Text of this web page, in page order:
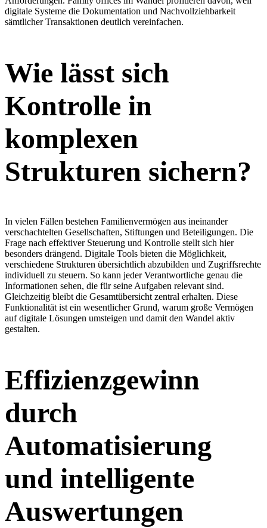
digitale Systeme die Dokumentation und Nachvollziehbarkeit
sämtlicher Transaktionen deutlich vereinfachen.
Wie lässt sich
Kontrolle in
komplexen
Strukturen sichern?
In vielen Fällen bestehen Familienvermögen aus ineinander
verschachtelten Gesellschaften, Stiftungen und Beteiligungen. Die
Frage nach effektiver Steuerung und Kontrolle stellt sich hier
besonders drängend. Digitale Tools bieten die Möglichkeit,
verschiedene Strukturen übersichtlich abzubilden und Zugriffsrechte
individuell zu steuern. So kann jeder Verantwortliche genau die
Informationen sehen, die für seine Aufgaben relevant sind.
Gleichzeitig bleibt die Gesamtübersicht zentral erhalten. Diese
Funktionalität ist ein wesentlicher Grund, warum große Vermögen
auf digitale Lösungen umsteigen und damit den Wandel aktiv
gestalten.
Effizienzgewinn
durch
Automatisierung
und intelligente
Auswertungen